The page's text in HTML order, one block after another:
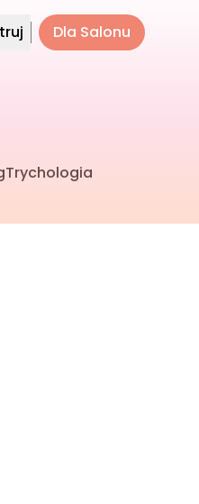
Dla Salonu
Trychologia